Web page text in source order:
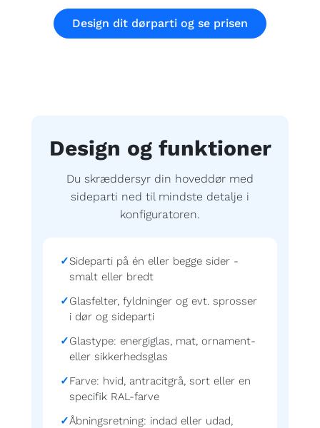
Design dit dørparti og se prisen
Design og funktioner
Du skræddersyr din hoveddør med
sideparti ned til mindste detalje i
konfiguratoren.
Sideparti på én eller begge sider -
smalt eller bredt
Glasfelter, fyldninger og evt. sprosser
i dør og sideparti
Glastype: energiglas, mat, ornament-
eller sikkerhedsglas
Farve: hvid, antracitgrå, sort eller en
specifik RAL-farve
Åbningsretning: indad eller udad,